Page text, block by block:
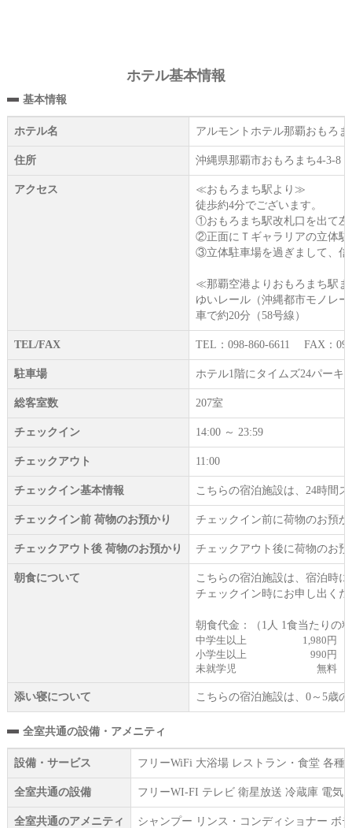
ホテル基本情報
基本情報
ホテル名 アルモントホテル那覇おもろま
住所 沖縄県那覇市おもろまち4-3-8
アクセス
≪おもろまち駅より≫
徒歩約4分でございます。
①おもろまち駅改札口を出て左
②正面にＴギャラリアの立体駐
③立体駐車場を過ぎまして、
≪那覇空港よりおもろまち駅
ゆいレール（沖縄都市モノレ
車で約20分（58号線）
TEL/FAX TEL：098-860-6611 FAX：
駐車場 ホテル1階にタイムズ24パーキ
総客室数 207室
チェックイン 14:00 ～ 23:59
チェックアウト 11:00
チェックイン基本情報 こちらの宿泊施設は、24時間
チェックイン前 荷物のお預かり チェックイン前に荷物のお預
チェックアウト後 荷物のお預かり チェックアウト後に荷物のお
朝食について
こちらの宿泊施設は、宿泊時
チェックイン時にお申し出く
朝食代金：（1人 1食当たりの
中学生以上
1,980円
小学生以上
990円
未就学児
無料
添い寝について こちらの宿泊施設は、0～5歳
全室共通の設備・アメニティ
設備・サービス フリーWiFi 大浴場 レストラン・食堂 各
全室共通の設備 フリーWI‐FI テレビ 衛星放送 冷蔵庫 電気
全室共通のアメニティ シャンプー リンス・コンディショナー ボ